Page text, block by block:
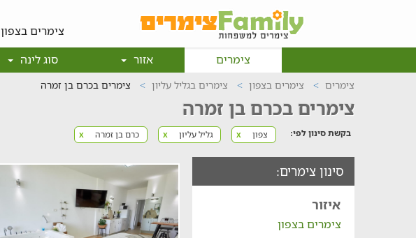
צימרים בצפון
צימרים
אזור סוג לינה
צימרים צימרים בצפון צימרים בגליל עליון צימרים בכרם בן זמרה
צימרים בכרם בן זמרה
בקשת סינון לפי: x צפון x גליל עליון x כרם בן זמרה
סינון צימרים:
איזור
צימרים בצפון